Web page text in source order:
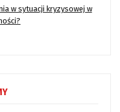
w sytuacji kryzysowej w